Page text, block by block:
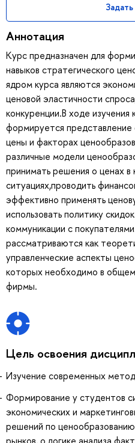
Аннотация
Курс предназначен для
навыков стратегического
ядром курса являются
ценовой эластичности
конкуренции.В ходе изучения
формируется
цены и факторах
различные модели
принимать решения о ценах в
ситуациях,проводить
эффективно применять
использовать политику
коммуникации с
рассматриваются как
управленческие аспекты
которых необходимо в
фирмы.
Цель освоения
Изучение современных
Формирование у студентов
экономических и
решений по